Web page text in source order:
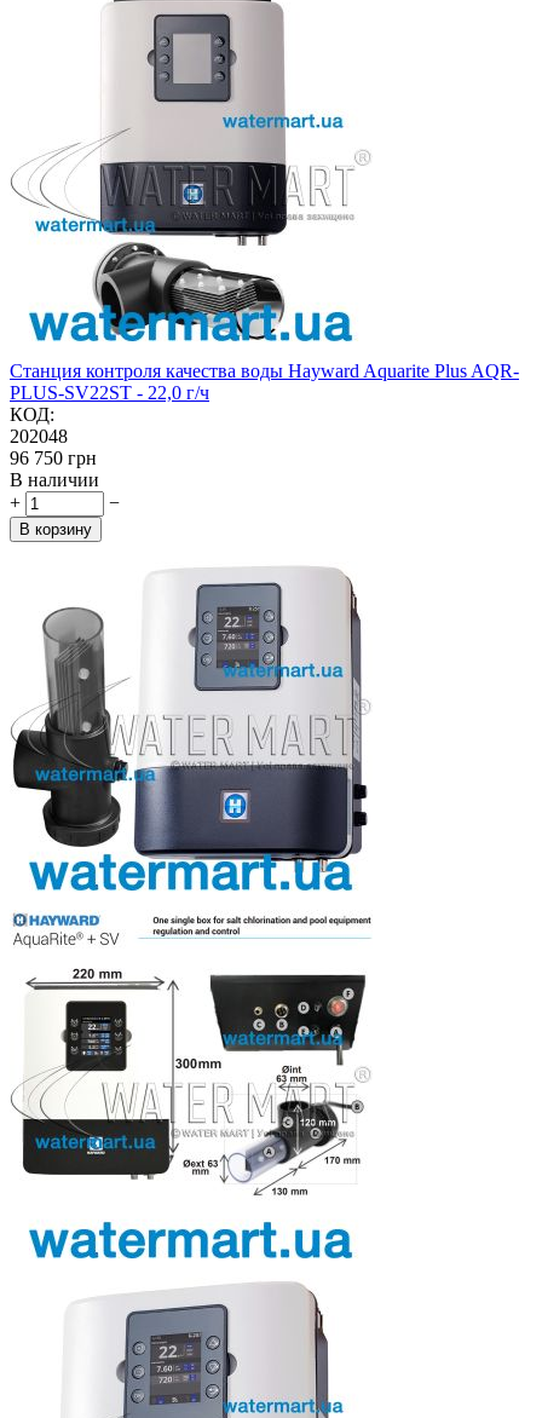
Станция контроля качества воды Hayward Aquarite Plus AQR-
PLUS-SV22ST - 22,0 г/ч
КОД:
202048
‍96 750‍ грн
В наличии
+
−
В корзину